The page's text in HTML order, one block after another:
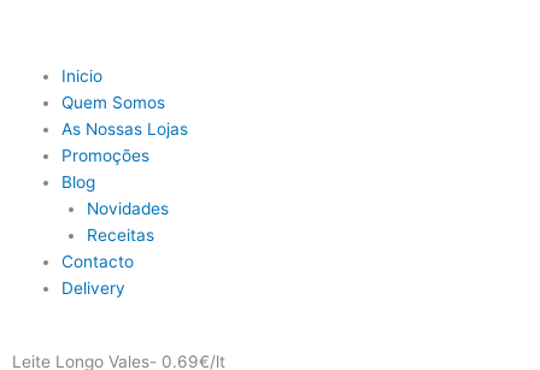
Main
Menu
Inicio
Quem Somos
As Nossas Lojas
Promoções
Blog
Novidades
Receitas
Contacto
Delivery
Leite Longo Vales- 0.69€/lt